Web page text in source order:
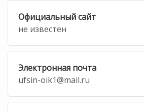
Официальный сайт
не известен
Электронная почта
ufsin-oik1@mail.ru